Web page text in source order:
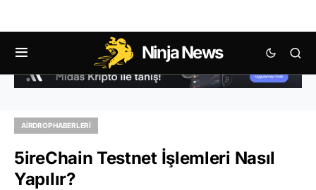
Ninja News
AIRDROP HABERLERI
5ireChain Testnet İşlemleri Nasıl
Yapılır?